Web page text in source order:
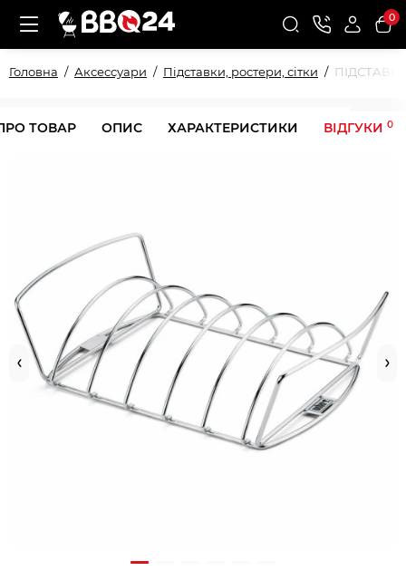
0
Головна Аксессуари Підставки, ростери, сітки
ТОВАР ОПИС ХАРАКТЕРИСТИКИ ВІДГУКИ 0